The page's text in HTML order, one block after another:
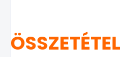
ÖSSZETÉTEL